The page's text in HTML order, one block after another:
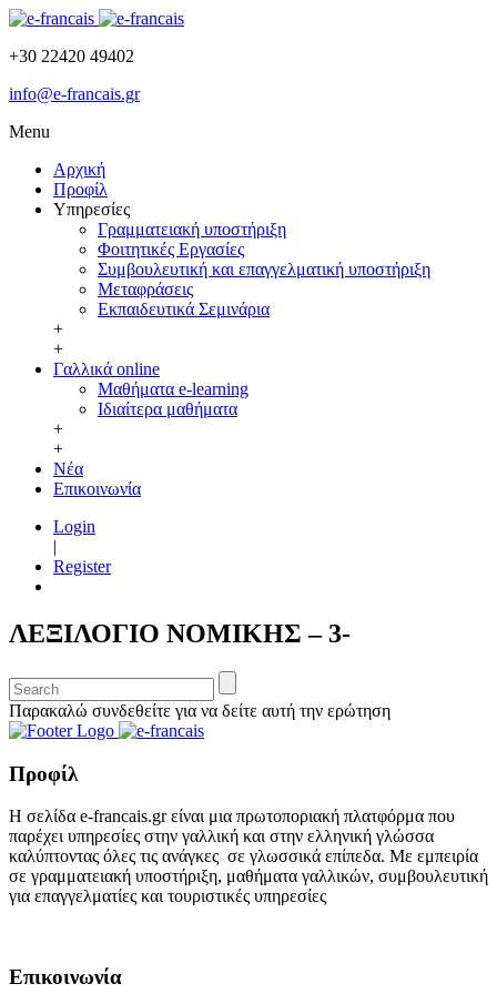
+30 22420 49402
info@e-francais.gr
Menu
Αρχική
Προφίλ
Υπηρεσίες
Γραμματειακή υποστήριξη
Φοιτητικές Εργασίες
Συμβουλευτική και επαγγελματική υποστήριξη
Μεταφράσεις
Εκπαιδευτικά Σεμινάρια
+
+
Γαλλικά online
Μαθήματα e-learning
Ιδιαίτερα μαθήματα
+
+
Νέα
Επικοινωνία
Login
|
Register
ΛΕΞΙΛΟΓΙΟ ΝΟΜΙΚΗΣ – 3-
Παρακαλώ συνδεθείτε για να δείτε αυτή την ερώτηση
Προφίλ
Η σελίδα e-francais.gr είναι μια πρωτοποριακή πλατφόρμα που
παρέχει υπηρεσίες στην γαλλική και στην ελληνική γλώσσα
καλύπτοντας όλες τις ανάγκες σε γλωσσικά επίπεδα. Με εμπειρία
σε γραμματειακή υποστήριξη, μαθήματα γαλλικών, συμβουλευτική
για επαγγελματίες και τουριστικές υπηρεσίες
Επικοινωνία